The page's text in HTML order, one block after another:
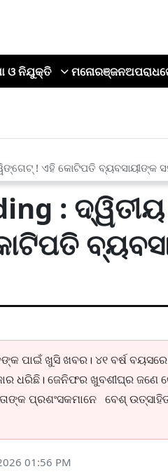
ଓ ନିଯୁକ୍ତି ମନୋରଞ୍ଜନଅପରାଧ
! ଏହି କୋଟିପତି ବ୍ୟବସାୟୀଙ୍କ
:
ପାଇଁ ଖୁସି ଖବର। ୪୧ ବର୍ଷ ବୟସରେ
ଧରିଛି। ଜେନିଫର ଖୁବଶୀଘ୍ର ଜଣେ
ପ୍ରଶଂସକମାନେ ବେଶ୍
01:56 PM